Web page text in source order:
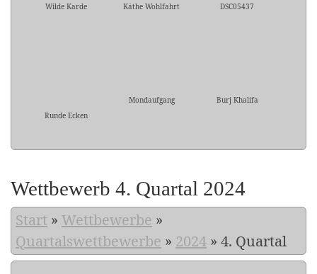
Wilde Karde Käthe Wohlfahrt DSC05437
Runde Ecken
Mondaufgang Burj Khalifa
Wettbewerb 4. Quartal 2024
Start » Wettbewerbe »
Quartalswettbewerbe » 2024 » 4. Quartal